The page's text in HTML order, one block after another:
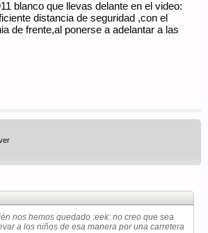
blanco que llevas delante en el video:
distancia de seguridad ,con el
de frente,al ponerse a adelantar a las
nos hemos quedado :eek: no creo que sea
a los niños de esa manera por una carretera